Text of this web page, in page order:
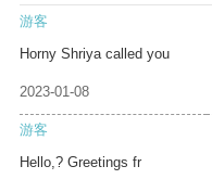
游客
Horny Shriya called you
2023-01-08
游客
Hello,? Greetings fr